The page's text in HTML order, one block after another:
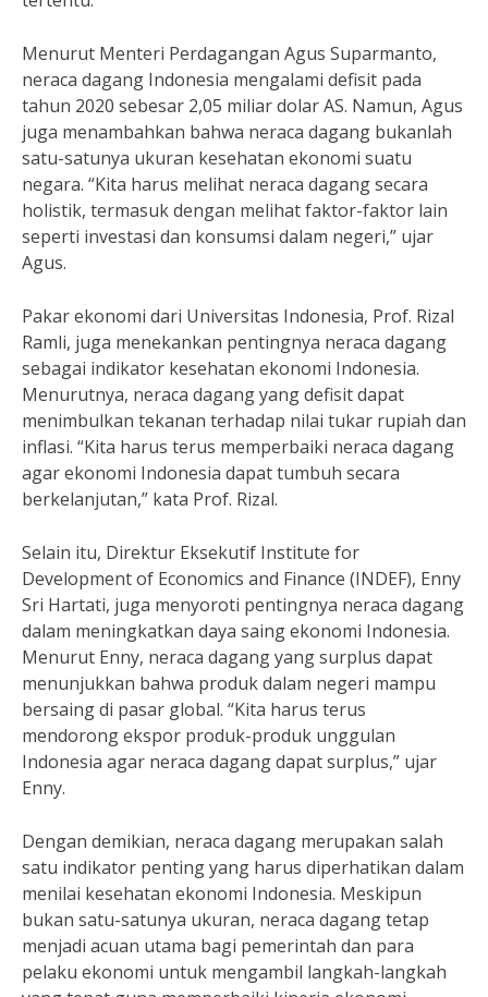
Menurut Menteri Perdagangan Agus Suparmanto,
neraca dagang Indonesia mengalami defisit pada
tahun 2020 sebesar 2,05 miliar dolar AS. Namun, Agus
juga menambahkan bahwa neraca dagang bukanlah
satu-satunya ukuran kesehatan ekonomi suatu
negara. “Kita harus melihat neraca dagang secara
holistik, termasuk dengan melihat faktor-faktor lain
seperti investasi dan konsumsi dalam negeri,” ujar
Agus.
Pakar ekonomi dari Universitas Indonesia, Prof. Rizal
Ramli, juga menekankan pentingnya neraca dagang
sebagai indikator kesehatan ekonomi Indonesia.
Menurutnya, neraca dagang yang defisit dapat
menimbulkan tekanan terhadap nilai tukar rupiah dan
inflasi. “Kita harus terus memperbaiki neraca dagang
agar ekonomi Indonesia dapat tumbuh secara
berkelanjutan,” kata Prof. Rizal.
Selain itu, Direktur Eksekutif Institute for
Development of Economics and Finance (INDEF), Enny
Sri Hartati, juga menyoroti pentingnya neraca dagang
dalam meningkatkan daya saing ekonomi Indonesia.
Menurut Enny, neraca dagang yang surplus dapat
menunjukkan bahwa produk dalam negeri mampu
bersaing di pasar global. “Kita harus terus
mendorong ekspor produk-produk unggulan
Indonesia agar neraca dagang dapat surplus,” ujar
Enny.
Dengan demikian, neraca dagang merupakan salah
satu indikator penting yang harus diperhatikan dalam
menilai kesehatan ekonomi Indonesia. Meskipun
bukan satu-satunya ukuran, neraca dagang tetap
menjadi acuan utama bagi pemerintah dan para
pelaku ekonomi untuk mengambil langkah-langkah